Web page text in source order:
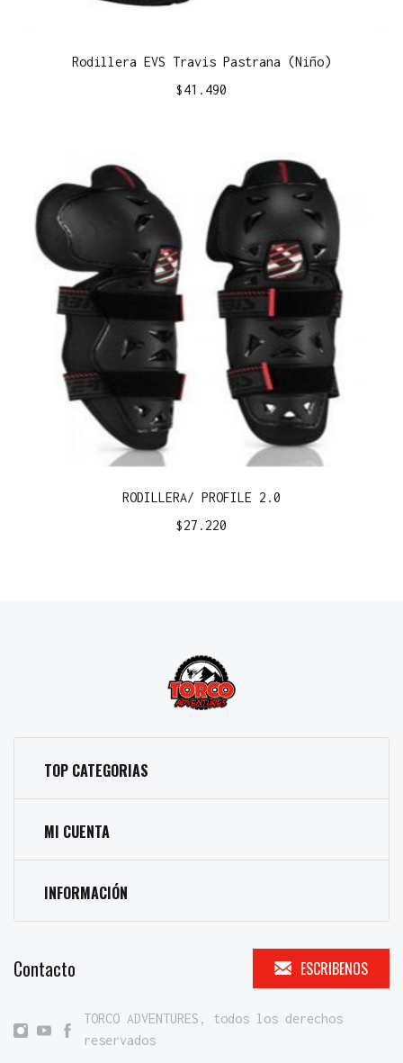
Rodillera EVS Travis Pastrana (Niño)
$41.490
RODILLERA/ PROFILE 2.0
$27.220
TOP CATEGORIAS
MI CUENTA
INFORMACIÓN
Contacto ESCRIBENOS
TORCO ADVENTURES, todos los derechos
reservados